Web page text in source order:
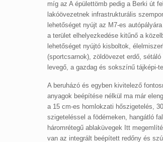
míg az A épülettömb pedig a Berki út
lakóövezetnek infrastrukturális
lehetőséget nyújt az M7-es
a terület elhelyezkedése kitűnő a
lehetőséget nyújtó kisboltok,
(sportcsarnok), zöldövezet erdő,
levegő, a gazdag és sokszínű tájképi-
A beruházó és egyben kivitelező
anyagok beépítése nélkül ma már
a 15 cm-es homlokzati hőszigetelés,
szigeteléssel a födémeken, hangátló
háromrétegű ablaküvegek Itt
van az integrált beépített redőny és